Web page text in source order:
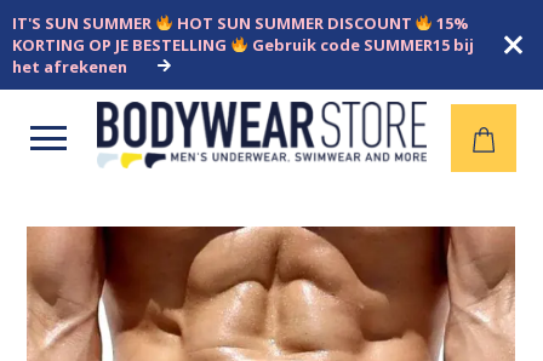
IT'S SUN SUMMER HOT SUN SUMMER DISCOUNT
15%
KORTING OP JE BESTELLING
Gebruik code SUMMER15 bij
het afrekenen
Open